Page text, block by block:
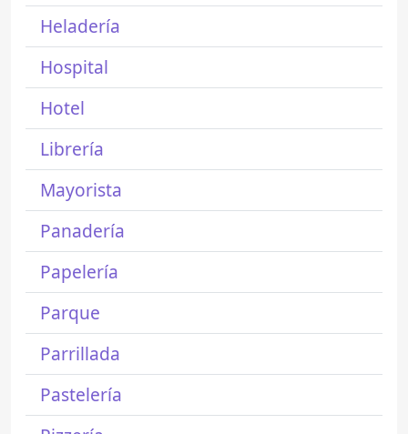
Heladería
Hospital
Hotel
Librería
Mayorista
Panadería
Papelería
Parque
Parrillada
Pastelería